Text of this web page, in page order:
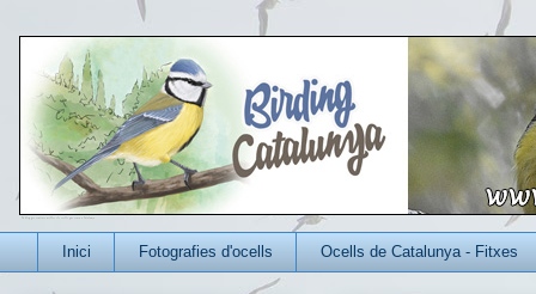
Un blog per conèixer millor els ocells que viuen a Catalunya
Inici Fotografies d'ocells Ocells de Catalunya - Fitxes